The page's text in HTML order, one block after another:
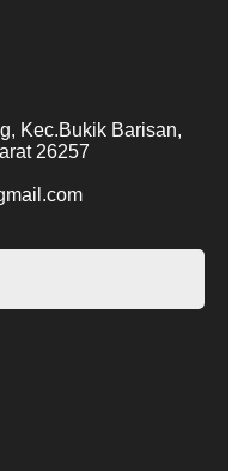
Kec.Bukik Barisan,
26257